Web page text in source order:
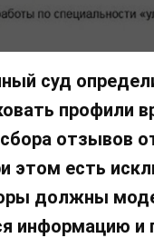
суд
профили
отзывов
этом есть
должны
информацию и